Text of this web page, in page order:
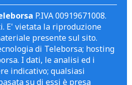
P.IVA 00919671008.
E' vietata la riproduzione
presente sul sito.
di Teleborsa; hosting
I dati, le analisi ed i
indicativo; qualsiasi
su di essi è presa